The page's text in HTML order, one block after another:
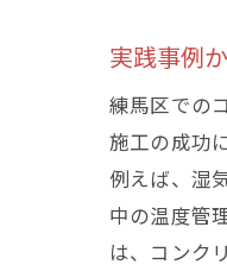
実践事例
練馬区での
施工の成功
例えば、湿
中の温度管
は、コンク